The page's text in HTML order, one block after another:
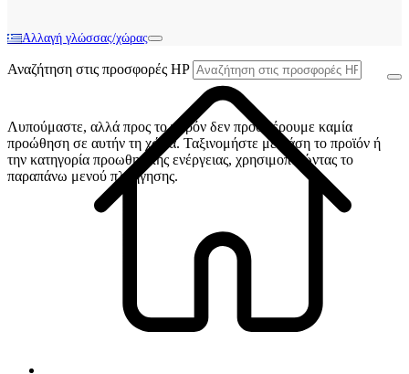
Αλλαγή γλώσσας/χώρας
Αναζήτηση στις προσφορές HP
Λυπούμαστε, αλλά προς το παρόν δεν προσφέρουμε καμία
προώθηση σε αυτήν τη χώρα. Ταξινομήστε με βάση το προϊόν ή
την κατηγορία προωθητικής ενέργειας, χρησιμοποιώντας το
παραπάνω μενού πλοήγησης.